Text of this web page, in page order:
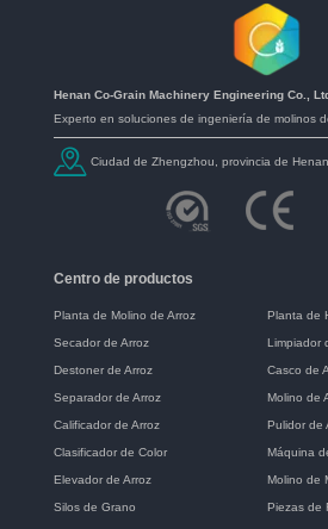
Henan Co-Grain Machinery Engineering Co.,
Experto en soluciones de ingeniería de molinos
Ciudad de Zhengzhou, provincia de
Centro de productos
Planta de Molino de Arroz Planta de
Secador de Arroz Limpiador
Destoner de Arroz Casco de
Separador de Arroz Molino de
Calificador de Arroz Pulidor de
Clasificador de Color Máquina
Elevador de Arroz Molino de
Silos de Grano Piezas de